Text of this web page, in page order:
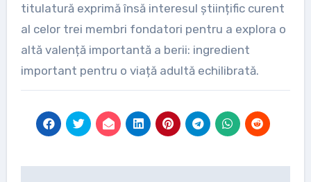
titulatură exprimă însă interesul științific curent
al celor trei membri fondatori pentru a explora o
altă valență importantă a berii: ingredient
important pentru o viață adultă echilibrată.